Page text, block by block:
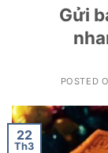
Gửi
POSTED
22
Th3